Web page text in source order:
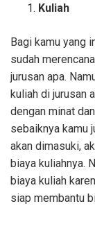
Kuliah
Bagi kamu yang
sudah
jurusan apa.
kuliah di jurusan
dengan minat
sebaiknya kamu
akan dimasuki,
biaya kuliahnya.
biaya kuliah
siap membantu